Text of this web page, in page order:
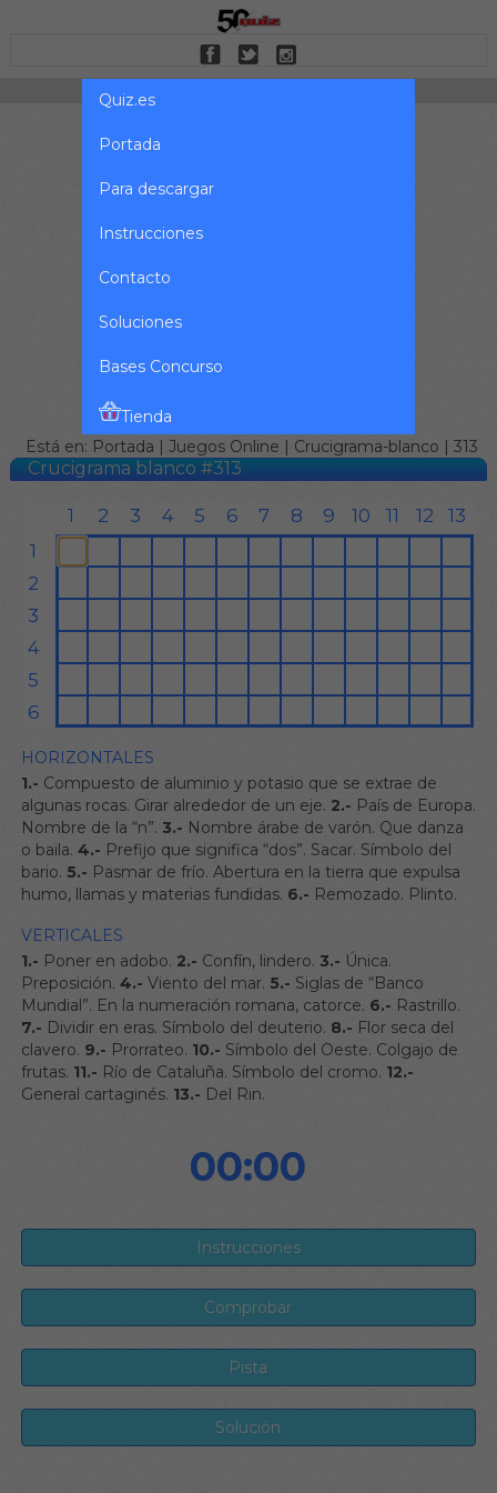
Quiz.es
Portada
Para descargar
Instrucciones
Contacto
Soluciones
Bases Concurso
Tienda
Está en: Portada | Juegos Online | Crucigrama-blanco | 313
Crucigrama blanco #313
HORIZONTALES
1.- Compuesto de aluminio y potasio que se extrae de
algunas rocas. Girar alrededor de un eje. 2.- País de Europa.
Nombre de la “n”. 3.- Nombre árabe de varón. Que danza
o baila. 4.- Prefijo que significa “dos”. Sacar. Símbolo del
bario. 5.- Pasmar de frío. Abertura en la tierra que expulsa
humo, llamas y materias fundidas. 6.- Remozado. Plinto.
VERTICALES
1.- Poner en adobo. 2.- Confín, lindero. 3.- Única.
Preposición. 4.- Viento del mar. 5.- Siglas de “Banco
Mundial”. En la numeración romana, catorce. 6.- Rastrillo.
7.- Dividir en eras. Símbolo del deuterio. 8.- Flor seca del
clavero. 9.- Prorrateo. 10.- Símbolo del Oeste. Colgajo de
frutas. 11.- Río de Cataluña. Símbolo del cromo. 12.-
General cartaginés. 13.- Del Rin.
00:00